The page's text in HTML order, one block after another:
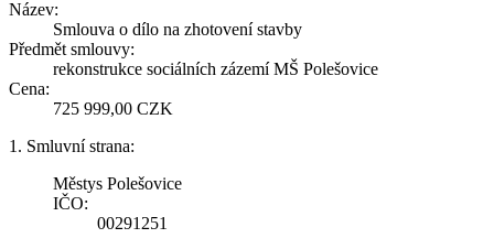
Název:
Smlouva o dílo na zhotovení stavby
Předmět smlouvy:
rekonstrukce sociálních zázemí MŠ Polešovice
Cena:
725 999,00 CZK
1. Smluvní strana:
Městys Polešovice
IČO:
00291251